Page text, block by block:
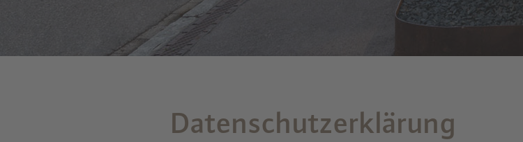
Datenschutzerklärung